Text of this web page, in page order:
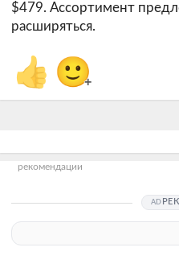
$479. Ассортимент
расширяться.
👍 🙂+
рекомендации